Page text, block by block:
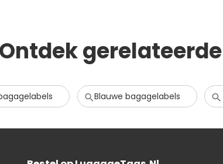
Ontdek
Blauwe bagagelabels